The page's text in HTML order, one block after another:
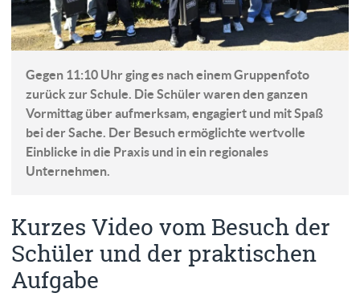
Gegen 11:10 Uhr ging es nach einem Gruppenfoto
zurück zur Schule. Die Schüler waren den ganzen
Vormittag über aufmerksam, engagiert und mit Spaß
bei der Sache. Der Besuch ermöglichte wertvolle
Einblicke in die Praxis und in ein regionales
Unternehmen.
Kurzes Video vom Besuch der
Schüler und der praktischen
Aufgabe